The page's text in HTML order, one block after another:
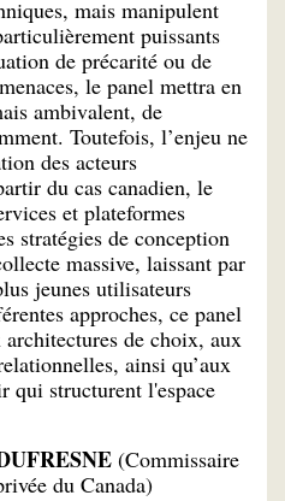
mais manipulent
puissants
de précarité ou de
le panel mettra en
ambivalent, de
Toutefois, l’enjeu ne
des acteurs
du cas canadien, le
et plateformes
stratégies de conception
massive, laissant par
jeunes utilisateurs
approches, ce panel
architectures de choix, aux
ainsi qu’aux
qui structurent l'espace
(Commissaire
du Canada)